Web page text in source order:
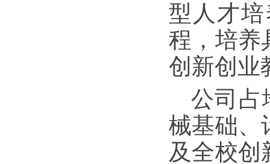
型人才
程，培养
创新创业
公司占
械基础、
及全校创